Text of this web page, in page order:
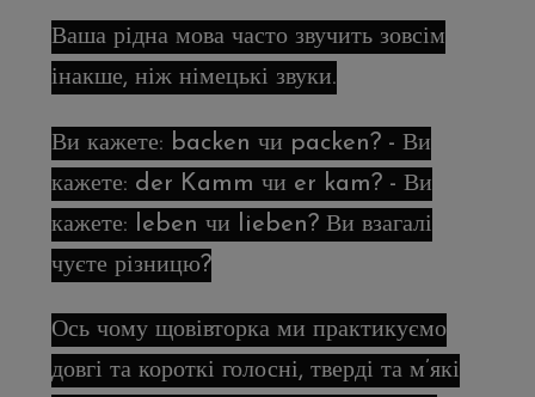
Ваша рідна мова часто звучить зовсім
інакше, ніж німецькі звуки.
Ви кажете: backen чи packen? - Ви
кажете: der Kamm чи er kam? - Ви
кажете: leben чи lieben? Ви взагалі
чуєте різницю?
Ось чому щовівторка ми практикуємо
довгі та короткі голосні, тверді та м’які